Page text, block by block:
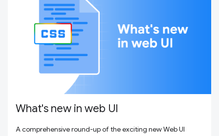
What's new in web UI
A comprehensive round-up of the exciting new Web UI